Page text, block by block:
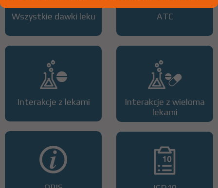
Wszystkie dawki leku
Interakcje z lekami
ATC
Interakcje z wieloma
lekami